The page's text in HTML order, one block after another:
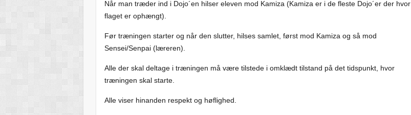
Når man træder ind i Dojo´en hilser eleven mod Kamiza (Kamiza er i de fleste Dojo´er der hvor
flaget er ophængt).
Før træningen starter og når den slutter, hilses samlet, først mod Kamiza og så mod
Sensei/Senpai (læreren).
Alle der skal deltage i træningen må være tilstede i omklædt tilstand på det tidspunkt, hvor
træningen skal starte.
Alle viser hinanden respekt og høflighed.